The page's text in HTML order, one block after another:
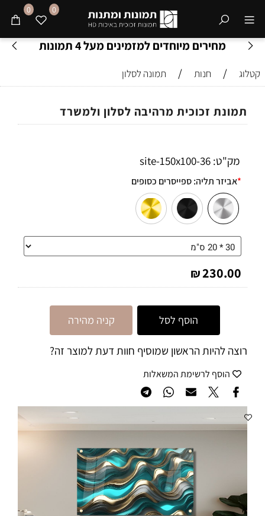
מחירים מיוחדים למזמינים מעל 4 תמונות
0 0
קטלוג / חנות / תמונה לסלון
תמונת זכוכית מרהיבה לסלון ולמשרד
מק"ט: 36-site-150x100
*אביזר תליה:ספייסרים כסופים
₪230.00
הוסף לסל קניה מהירה
רוצה להיות הראשון שמוסיף חוות דעת למוצר זה?
הוסף לרשימת המשאלות